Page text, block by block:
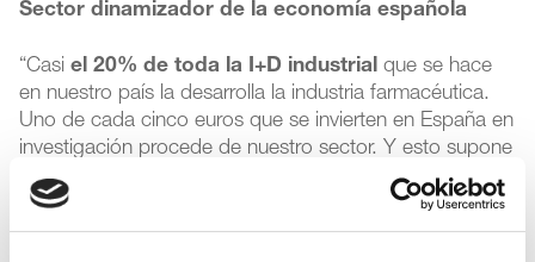
Sector dinamizador de la economía española
“Casi el 20% de toda la I+D industrial que se hace
en nuestro país la desarrolla la industria farmacéutica.
Uno de cada cinco euros que se invierten en España en
investigación procede de nuestro sector. Y esto supone
casi el 8% de toda la I+D teniendo en cuenta la
investigación pública y privada”, recuerda el subdirector
general de Farmaindustria, Javier Urzay.